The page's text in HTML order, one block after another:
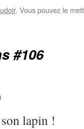
. Vous pouvez le
#106
lapin !